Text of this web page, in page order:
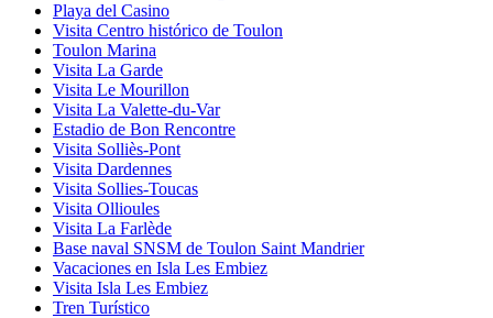
Playa del Casino
Visita Centro histórico de Toulon
Toulon Marina
Visita La Garde
Visita Le Mourillon
Visita La Valette-du-Var
Estadio de Bon Rencontre
Visita Solliès-Pont
Visita Dardennes
Visita Sollies-Toucas
Visita Ollioules
Visita La Farlède
Base naval SNSM de Toulon Saint Mandrier
Vacaciones en Isla Les Embiez
Visita Isla Les Embiez
Tren Turístico